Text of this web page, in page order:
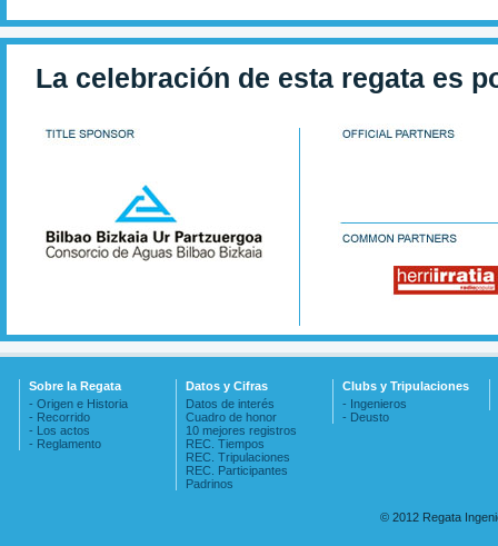
La celebración de esta regata es
Sobre la Regata
- Origen e Historia
- Recorrido
- Los actos
- Reglamento
Datos y Cifras
Datos de interés
Cuadro de honor
10 mejores registros
REC. Tiempos
REC. Tripulaciones
REC. Participantes
Padrinos
Clubs y Tripulaciones
- Ingenieros
- Deusto
© 2012 Regata